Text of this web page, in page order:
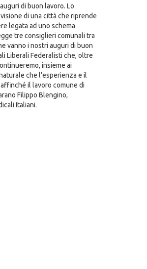
di buon lavoro. Lo
di una città che riprende
legata ad uno schema
tre consiglieri comunali tra
vanno i nostri auguri di buon
Liberali Federalisti che, oltre
insieme ai
che l’esperienza e il
il lavoro comune di
Filippo Blengino,
Italiani.